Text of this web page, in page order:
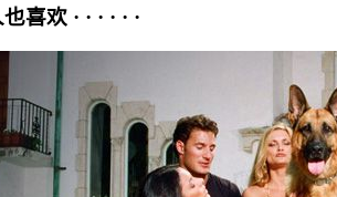
喜欢 · · · · · ·